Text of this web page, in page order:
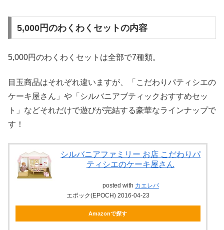
5,000円のわくわくセットの内容
5,000円のわくわくセットは全部で7種類。
目玉商品はそれぞれ違いますが、「こだわりパティシエの
ケーキ屋さん」や「シルバニアブティックおすすめセッ
ト」などそれだけで遊びが完結する豪華なラインナップで
す！
シルバニアファミリー お店 こだわりパ
ティシエのケーキ屋さん
posted with カエレバ
エポック(EPOCH) 2016-04-23
Amazonで探す